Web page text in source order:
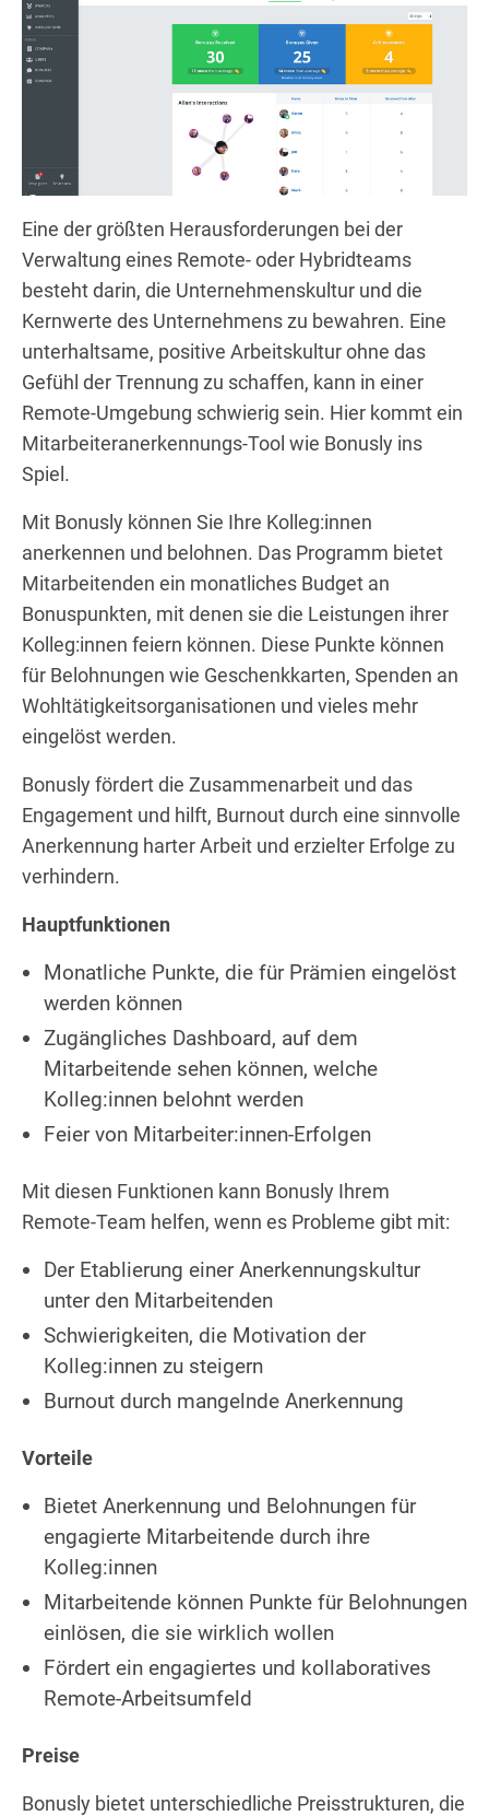
Eine der größten Herausforderungen bei der
Verwaltung eines Remote- oder Hybridteams
besteht darin, die Unternehmenskultur und die
Kernwerte des Unternehmens zu bewahren. Eine
unterhaltsame, positive Arbeitskultur ohne das
Gefühl der Trennung zu schaffen, kann in einer
Remote-Umgebung schwierig sein. Hier kommt ein
Mitarbeiteranerkennungs-Tool wie Bonusly ins
Spiel.
Mit Bonusly können Sie Ihre Kolleg:innen
anerkennen und belohnen. Das Programm bietet
Mitarbeitenden ein monatliches Budget an
Bonuspunkten, mit denen sie die Leistungen ihrer
Kolleg:innen feiern können. Diese Punkte können
für Belohnungen wie Geschenkkarten, Spenden an
Wohltätigkeitsorganisationen und vieles mehr
eingelöst werden.
Bonusly fördert die Zusammenarbeit und das
Engagement und hilft, Burnout durch eine sinnvolle
Anerkennung harter Arbeit und erzielter Erfolge zu
verhindern.
Hauptfunktionen
Monatliche Punkte, die für Prämien eingelöst
werden können
Zugängliches Dashboard, auf dem
Mitarbeitende sehen können, welche
Kolleg:innen belohnt werden
Feier von Mitarbeiter:innen-Erfolgen
Mit diesen Funktionen kann Bonusly Ihrem
Remote-Team helfen, wenn es Probleme gibt mit:
Der Etablierung einer Anerkennungskultur
unter den Mitarbeitenden
Schwierigkeiten, die Motivation der
Kolleg:innen zu steigern
Burnout durch mangelnde Anerkennung
Vorteile
Bietet Anerkennung und Belohnungen für
engagierte Mitarbeitende durch ihre
Kolleg:innen
Mitarbeitende können Punkte für Belohnungen
einlösen, die sie wirklich wollen
Fördert ein engagiertes und kollaboratives
Remote-Arbeitsumfeld
Preise
Bonusly bietet unterschiedliche Preisstrukturen, die